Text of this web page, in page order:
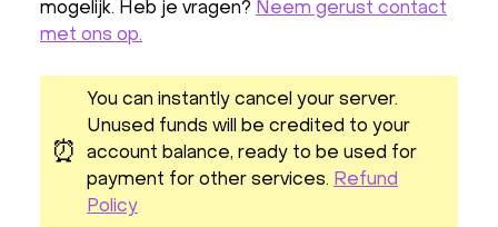
mogelijk. Heb je vragen? Neem gerust contact
met ons op.
⏰
You can instantly cancel your server.
Unused funds will be credited to your
account balance, ready to be used for
payment for other services. Refund
Policy